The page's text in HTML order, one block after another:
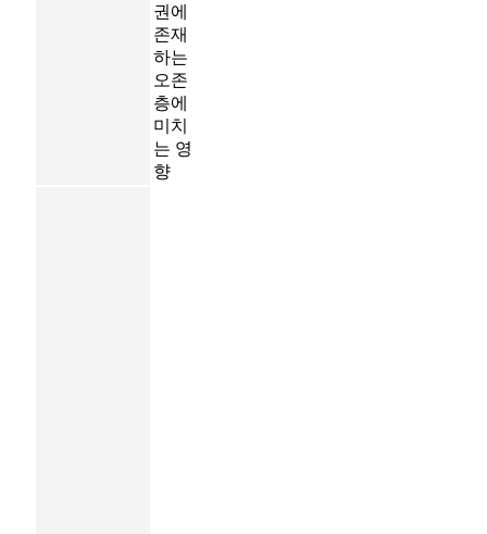
권에
존재
하는
오존
층에
미치
는 영
향